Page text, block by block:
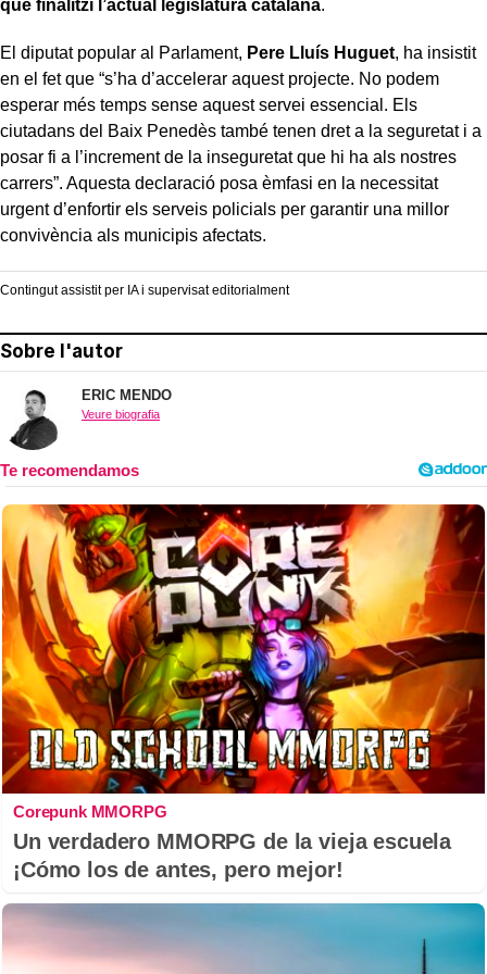
que finalitzi l’actual legislatura catalana.
El diputat popular al Parlament, Pere Lluís Huguet, ha insistit
en el fet que “s’ha d’accelerar aquest projecte. No podem
esperar més temps sense aquest servei essencial. Els
ciutadans del Baix Penedès també tenen dret a la seguretat i a
posar fi a l’increment de la inseguretat que hi ha als nostres
carrers”. Aquesta declaració posa èmfasi en la necessitat
urgent d’enfortir els serveis policials per garantir una millor
convivència als municipis afectats.
Contingut assistit per IA i supervisat editorialment
Sobre l'autor
ERIC MENDO
Veure biografia
Corepunk MMORPG
Un verdadero MMORPG de la vieja escuela
¡Cómo los de antes, pero mejor!